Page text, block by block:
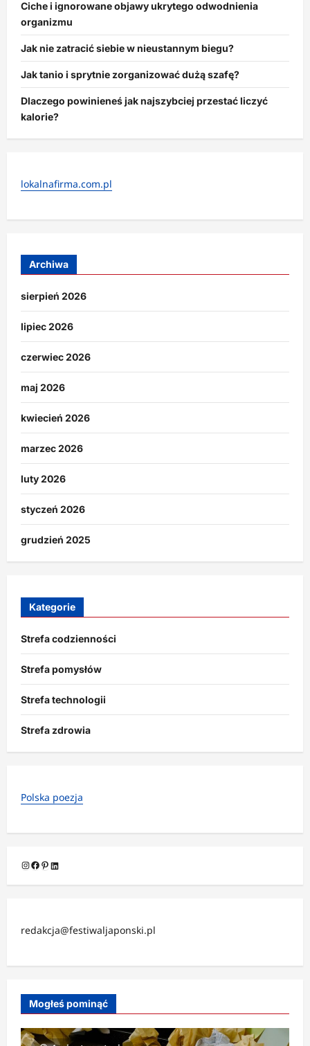
Ciche i ignorowane objawy ukrytego odwodnienia
organizmu
Jak nie zatracić siebie w nieustannym biegu?
Jak tanio i sprytnie zorganizować dużą szafę?
Dlaczego powinieneś jak najszybciej przestać liczyć
kalorie?
lokalnafirma.com.pl
Archiwa
sierpień 2026
lipiec 2026
czerwiec 2026
maj 2026
kwiecień 2026
marzec 2026
luty 2026
styczeń 2026
grudzień 2025
Kategorie
Strefa codzienności
Strefa pomysłów
Strefa technologii
Strefa zdrowia
Polska poezja
Instagram
Facebook
Pinterest
LinkedIn
redakcja@festiwaljaponski.pl
Mogłeś pominąć